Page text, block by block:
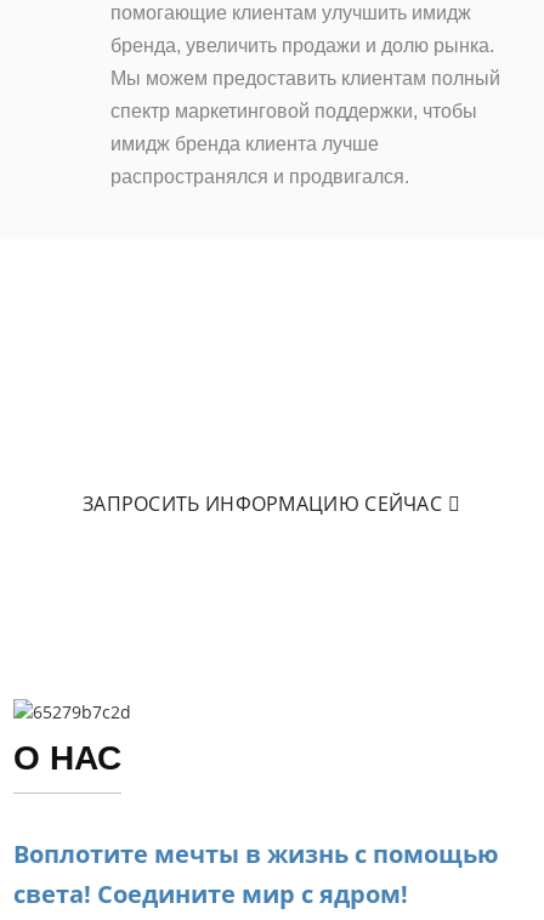
помогающие клиентам улучшить имидж
бренда, увеличить продажи и долю рынка.
Мы можем предоставить клиентам полный
спектр маркетинговой поддержки, чтобы
имидж бренда клиента лучше
распространялся и продвигался.
ЗАПРОСИТЬ ИНФОРМАЦИЮ СЕЙЧАС
О НАС
Воплотите мечты в жизнь с помощью
света! Соедините мир с ядром!